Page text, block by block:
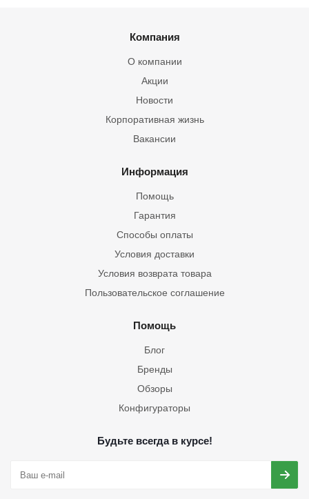
Компания
О компании
Акции
Новости
Корпоративная жизнь
Вакансии
Информация
Помощь
Гарантия
Способы оплаты
Условия доставки
Условия возврата товара
Пользовательское соглашение
Помощь
Блог
Бренды
Обзоры
Конфигураторы
Будьте всегда в курсе!